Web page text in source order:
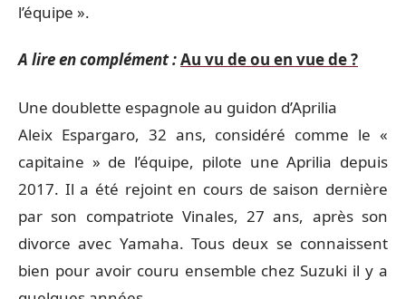
l’équipe ».
A lire en complément :Au vu de ou en vue de ?
Une doublette espagnole au guidon d’Aprilia
Aleix Espargaro, 32 ans, considéré comme le «
capitaine » de l’équipe, pilote une Aprilia depuis
2017. Il a été rejoint en cours de saison dernière
par son compatriote Vinales, 27 ans, après son
divorce avec Yamaha. Tous deux se connaissent
bien pour avoir couru ensemble chez Suzuki il y a